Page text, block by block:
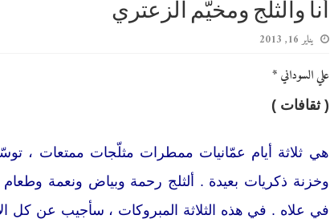
أنا والثلج ومخيّم الزعتري
يناير 16, 2013
علي السوداني *
( ثقافات )
هي ثلاثة أيام عمّانيات ممطرات مثلّجات ممتعات ، توسّدنا
وخزنة ذكريات بعيدة . ألثلج رحمة وبياض ونعمة
في علاه . في هذه الثلاثة المبروكات ، سأجيب عن